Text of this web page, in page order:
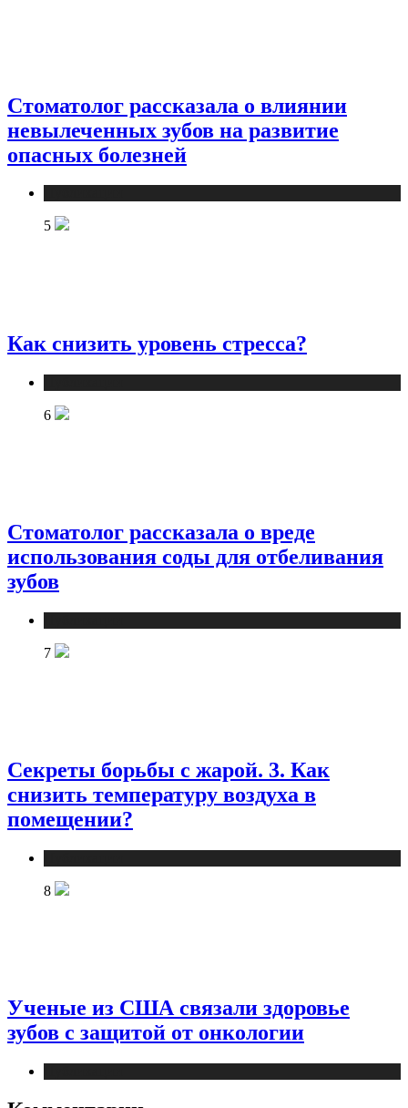
Стоматолог рассказала о влиянии
невылеченных зубов на развитие
опасных болезней
5
Как снизить уровень стресса?
6
Стоматолог рассказала о вреде
использования соды для отбеливания
зубов
7
Секреты борьбы с жарой. 3. Как
снизить температуру воздуха в
помещении?
8
Ученые из США связали здоровье
зубов с защитой от онкологии